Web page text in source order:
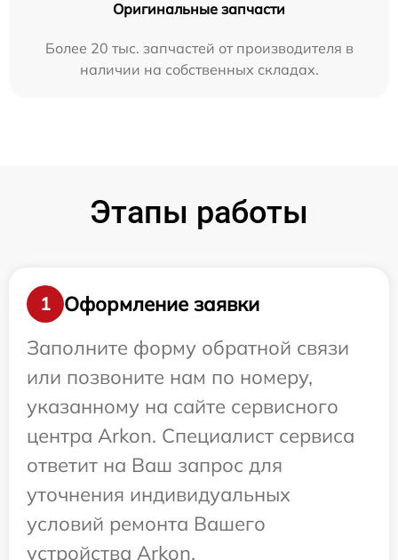
Оригинальные запчасти
Более 20 тыс. запчастей от производителя в
наличии на собственных складах.
Этапы работы
1
Оформление заявки
Заполните форму обратной связи
или позвоните нам по номеру,
указанному на сайте сервисного
центра Arkon. Специалист сервиса
ответит на Ваш запрос для
уточнения индивидуальных
условий ремонта Вашего
устройства Arkon.